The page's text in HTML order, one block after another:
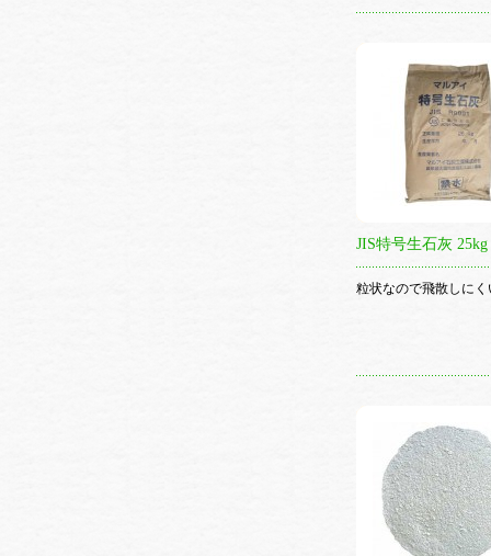
JIS特号生石灰 25kg
粒状なので飛散しにく